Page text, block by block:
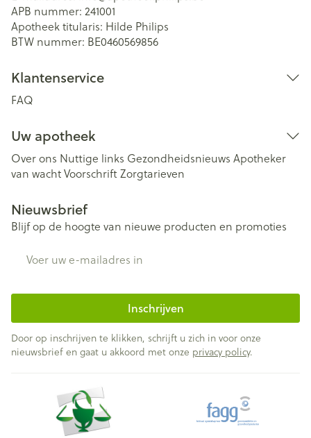
APB nummer: 241001
Apotheek titularis: Hilde Philips
BTW nummer: BE0460569856
Klantenservice
FAQ
Uw apotheek
Over ons Nuttige links Gezondheidsnieuws Apotheker
van wachtVoorschriftZorgtarieven
Nieuwsbrief
Blijf op de hoogte van nieuwe producten en promoties
Inschrijven
Door op inschrijven te klikken, schrijft u zich in voor onze
nieuwsbrief en gaat u akkoord met onze privacy policy.